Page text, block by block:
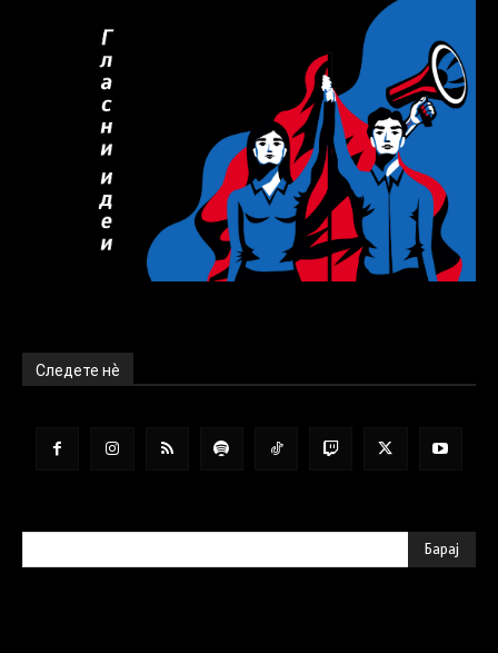
Следете нѐ
Барај